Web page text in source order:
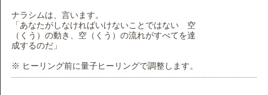
ナラシムは、言います。
「あなたがしなければいけないことではない 空
（くう）の動き、空（くう）の流れがすべてを達
成するのだ」
※ ヒーリング前に量子ヒーリングで調整します。